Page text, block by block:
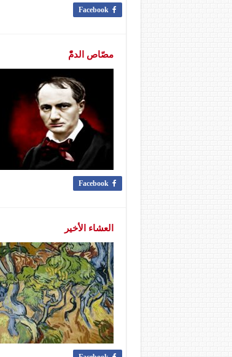
Facebook
مصّاص الدمّْ
Facebook
العشاء الأخير